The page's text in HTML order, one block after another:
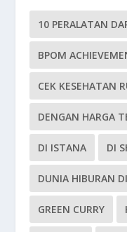
10 PERALATAN
BPOM
CEK KESEHATAN
DENGAN HARGA
DI ISTANA DI
DUNIA HIBURAN
GREEN CURRY